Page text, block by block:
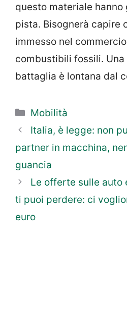
questo materiale
pista. Bisognerà capire
immesso nel
combustibili fossili.
battaglia è lontana dal
Categorie
Mobilità
Italia, è legge: non
partner in macchina,
guancia
Le offerte sulle auto
ti puoi perdere: ci
euro